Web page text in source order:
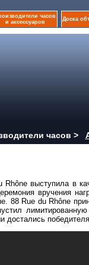
часов
и аксессуаров
Доска
часов >
выступила в
вручения
88 Rue du Rhône